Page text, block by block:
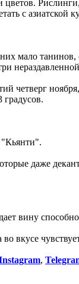
с азиатской
мало танинов,
четверг
"Кьянти".
даже
вину
вкусе
,